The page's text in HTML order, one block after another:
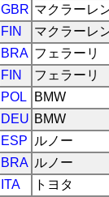
GBR マクラーレ
FIN マクラーレ
BRA フェラーリ
FIN フェラーリ
POL BMW
DEU BMW
ESP ルノー
BRA ルノー
ITA トヨタ